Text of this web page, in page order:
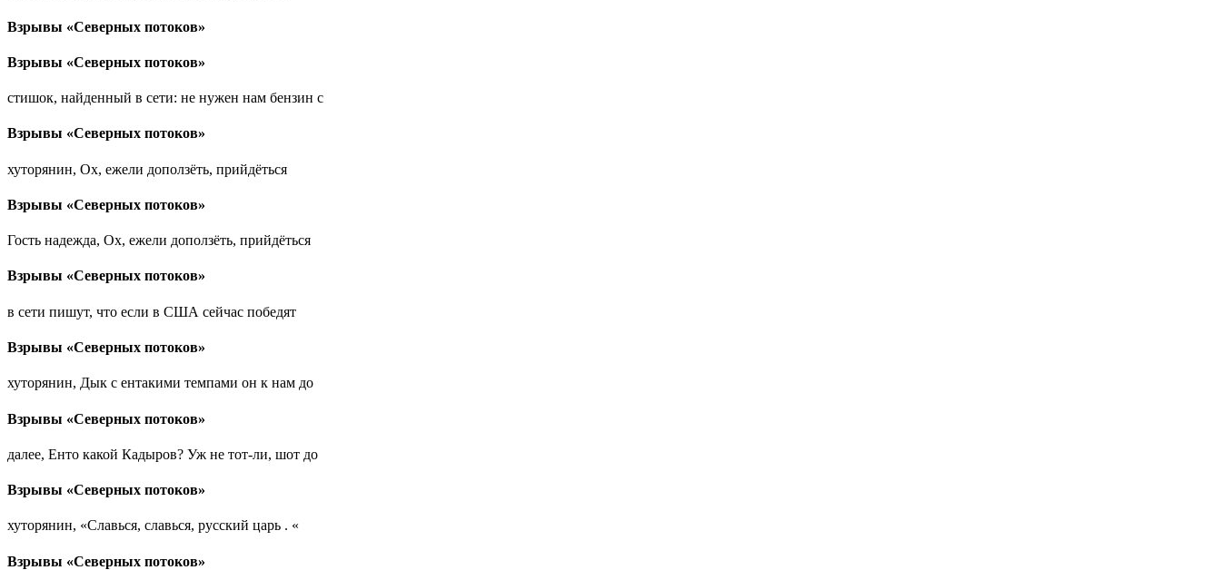
Взрывы «Северных потоков»
Взрывы «Северных потоков»
стишок, найденный в сети: не нужен нам бензин с
Взрывы «Северных потоков»
хуторянин, Ох, ежели доползёть, прийдёться
Взрывы «Северных потоков»
Гость надежда, Ох, ежели доползёть, прийдёться
Взрывы «Северных потоков»
в сети пишут, что если в США сейчас победят
Взрывы «Северных потоков»
хуторянин, Дык с ентакими темпами он к нам до
Взрывы «Северных потоков»
далее, Енто какой Кадыров? Уж не тот-ли, шот до
Взрывы «Северных потоков»
хуторянин, «Славься, славься, русский царь . «
Взрывы «Северных потоков»